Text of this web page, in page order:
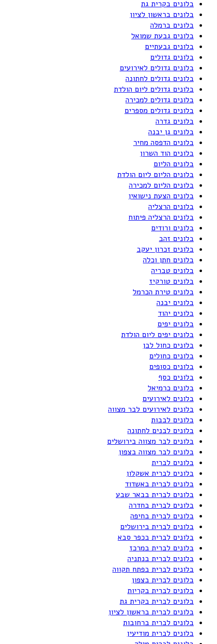
בלונים בקרית גת
בלונים בראשון לציון
בלונים ברמלה
בלונים גבעת שמואל
בלונים גבעתיים
בלונים גדולים
בלונים גדולים לאירועים
בלונים גדולים לחתונה
בלונים גדולים ליום הולדת
בלונים גדולים למכירה
בלונים גדולים מספרים
בלונים גדרה
בלונים גן יבנה
בלונים הדפסה מחיר
בלונים הוד השרון
בלונים הליום
בלונים הליום ליום הולדת
בלונים הליום למכירה
בלונים הצעת נישואין
בלונים הרצליה
בלונים הרצליה פיתוח
בלונים ורודים
בלונים זהב
בלונים זכרון יעקב
בלונים חתן וכלה
בלונים טבריה
בלונים טורקיז
בלונים טירת הכרמל
בלונים יבנה
בלונים יהוד
בלונים יפים
בלונים יפים ליום הולדת
בלונים כחול לבן
בלונים כחולים
בלונים כסופים
בלונים כסף
בלונים כרמיאל
בלונים לאירועים
בלונים לאירועים לבר מצווה
בלונים לבבות
בלונים לבנים לחתונה
בלונים לבר מצווה בירושלים
בלונים לבר מצווה בצפון
בלונים לברית
בלונים לברית אשקלון
בלונים לברית באשדוד
בלונים לברית בבאר שבע
בלונים לברית בחדרה
בלונים לברית בחיפה
בלונים לברית בירושלים
בלונים לברית בכפר סבא
בלונים לברית במרכז
בלונים לברית בנתניה
בלונים לברית בפתח תקווה
בלונים לברית בצפון
בלונים לברית בקריות
בלונים לברית בקרית גת
בלונים לברית בראשון לציון
בלונים לברית ברחובות
בלונים לברית מודיעין